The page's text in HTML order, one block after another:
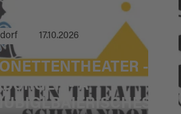
17.10.2026
-
- A